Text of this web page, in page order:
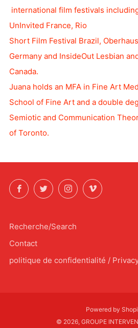
international film festivals
UnInvited France, Rio
Short Film Festival Brazil,
Germany and InsideOut Lesbian
Canada.
Juana holds an MFA in Fine Art
School of Fine Art and a double
Semiotic and Communication
of Toronto.
FacebookTwitterInstagramVimeo
Recherche/Search
Contact
politique de confidentialité /
Powered by
© 2026, GROUPE